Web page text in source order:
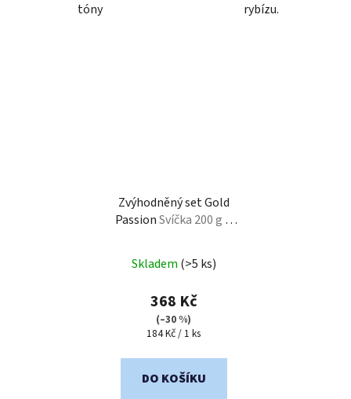
tóny
rybízu.
Zvýhodněný set Gold
PassionSvíčka 200 g &
Skladem (>5 ks)
368 Kč
(–30 %)
Měrná
184 Kč / 1 ks
DO KOŠÍKU